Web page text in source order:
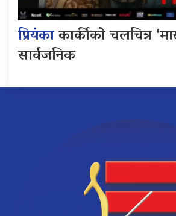
प्रियंकाकार्कीको चलचित्र
सार्वजनिक